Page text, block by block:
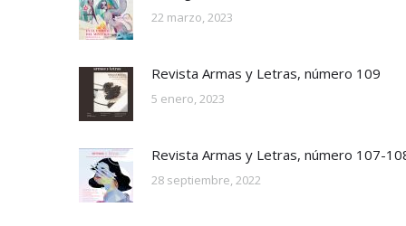
22 marzo, 2023
Revista Armas y Letras, número 109
5 enero, 2023
Revista Armas y Letras, número 107-
28 septiembre, 2022